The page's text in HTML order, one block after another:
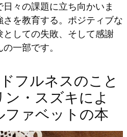
々の課題に立ち向かいま
を教育する。ポジティブな
しての失敗、そして感謝
一部です。
フルネスのこと
・スズキによ
ファベットの本